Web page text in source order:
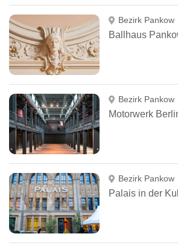
Bezirk Pankow
Ballhaus
Bezirk Pankow
Motorwerk
Bezirk Pankow
Palais in der